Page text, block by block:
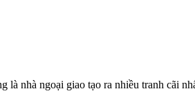
nhà ngoại giao tạo ra nhiều tranh cãi